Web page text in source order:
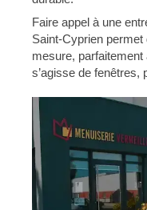
Faire appel à une
Saint-Cyprien permet
mesure, parfaitement
s’agisse de fenêtres,